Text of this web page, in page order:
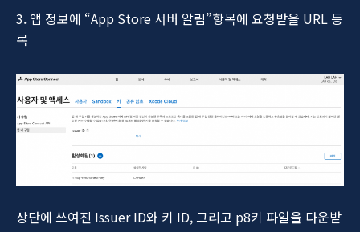
앱 정보에 “App Store 서버 알림”항목에 요청받을 URL 등
록
상단에 쓰여진 Issuer ID와 키 ID, 그리고 p8키 파일을 다운받